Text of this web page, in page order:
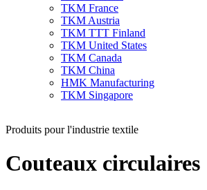
TKM France
TKM Austria
TKM TTT Finland
TKM United States
TKM Canada
TKM China
HMK Manufacturing
TKM Singapore
Produits pour l'industrie textile
Couteaux circulaires